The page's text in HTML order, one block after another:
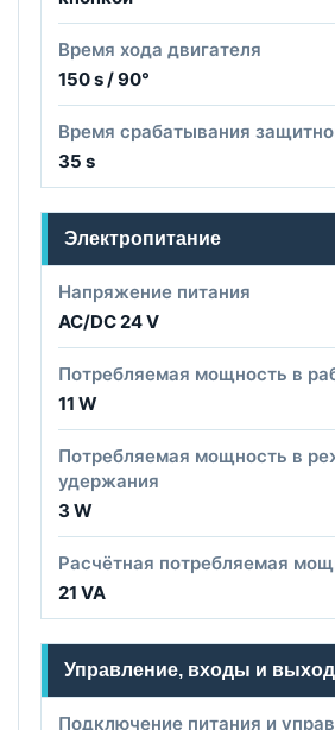
Время хода двигателя
150 s / 90°
Время срабатывания
35 s
Электропитание
Напряжение питания
AC/DC 24 V
Потребляемая мощность в
11 W
Потребляемая мощность в
удержания
3 W
Расчётная потребляемая
21 VA
Управление, входы и
Подключение питания и